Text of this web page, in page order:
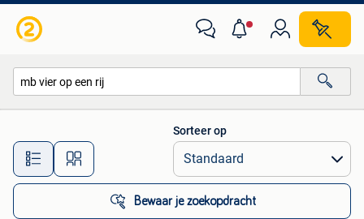
Alle afstanden…
Sorteer op
Bewaar je zoekopdracht